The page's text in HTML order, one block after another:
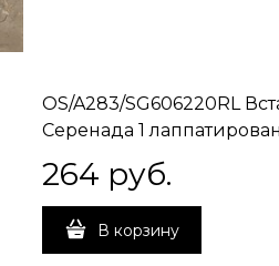
OS/A283/SG606220RL
Серенада 1
обрезной 7,2x7,2x0,9
264 руб.
В корзину